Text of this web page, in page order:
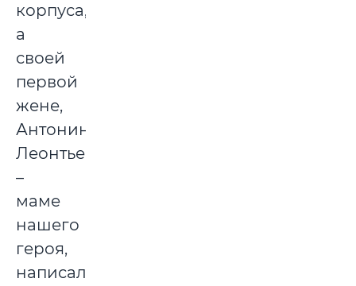
корпуса,
а
своей
первой
жене,
Антонине
Леонтьевне
–
маме
нашего
героя,
написал